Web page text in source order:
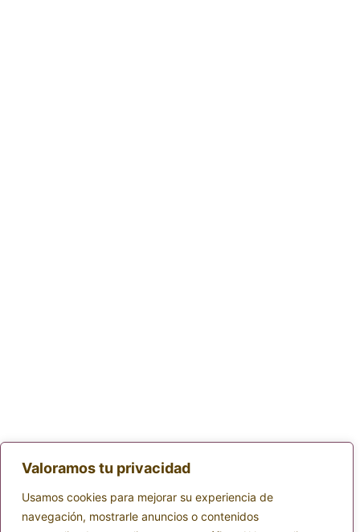
Valoramos tu privacidad
Usamos cookies para mejorar su experiencia de
navegación, mostrarle anuncios o contenidos